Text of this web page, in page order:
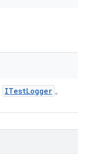
ITestLogger 。